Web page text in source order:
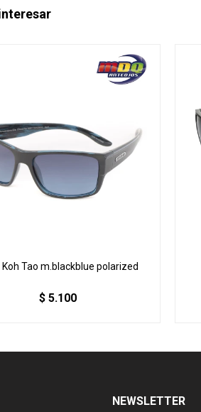
Koh Tao m.blackblue polarized
$ 5.100
NEWSLETTER